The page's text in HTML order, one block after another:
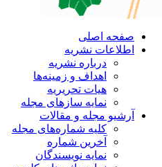
صفحه اصلی
اطلاعات نشریه
درباره نشریه
اهداف و زمینه‌ها
هیات تحریریه
نمایه سازهای مجله
آرشیو مجله و مقالات
کلیه شماره‌های مجله
آخرین شماره
نمایه نویسندگان